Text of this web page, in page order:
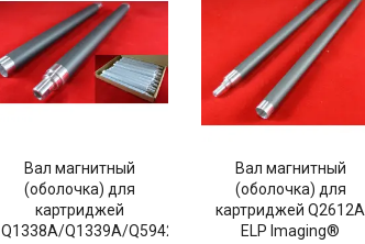
Вал магнитный
(оболочка) для
картриджей
Q1338A/Q1339A/Q5942A/Q5945A
Вал магнитный
(оболочка) для
картриджей Q2612A
ELP Imaging®